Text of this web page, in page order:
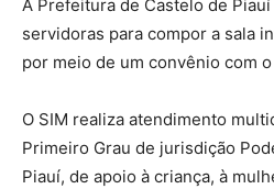
A Prefeitura de Castelo de
servidoras para compor a sala
por meio de um convênio com
O SIM realiza atendimento
Primeiro Grau de jurisdição
Piauí, de apoio à criança, à